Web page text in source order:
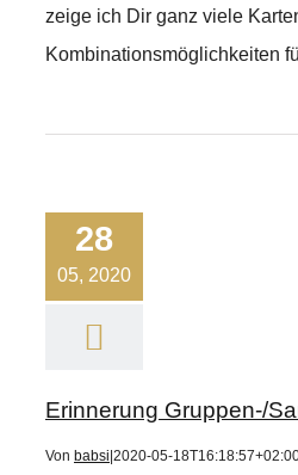
zeige ich Dir ganz viele
Kombinationsmöglichkeiten
28
05, 2020
Erinnerung Gruppen-/
Von babsi 2020-05-